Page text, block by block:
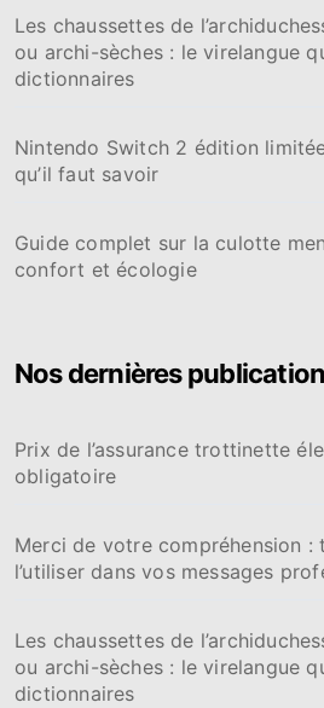
Les chaussettes de
ou archi-sèches : le virelangue
dictionnaires
Nintendo Switch 2 édition
qu’il faut savoir
Guide complet sur la culotte
confort et écologie
Nos dernières
Prix de l’assurance trottinette
obligatoire
Merci de votre compréhension :
l’utiliser dans vos messages
Les chaussettes de
ou archi-sèches : le virelangue
dictionnaires